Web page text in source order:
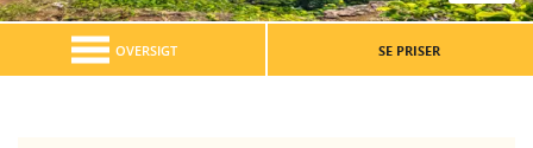
OVERSIGT SE PRISER